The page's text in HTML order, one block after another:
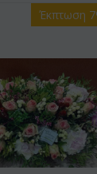
Έκπτωση